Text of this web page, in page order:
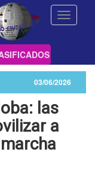
Toggle
03/06/2026
las
a